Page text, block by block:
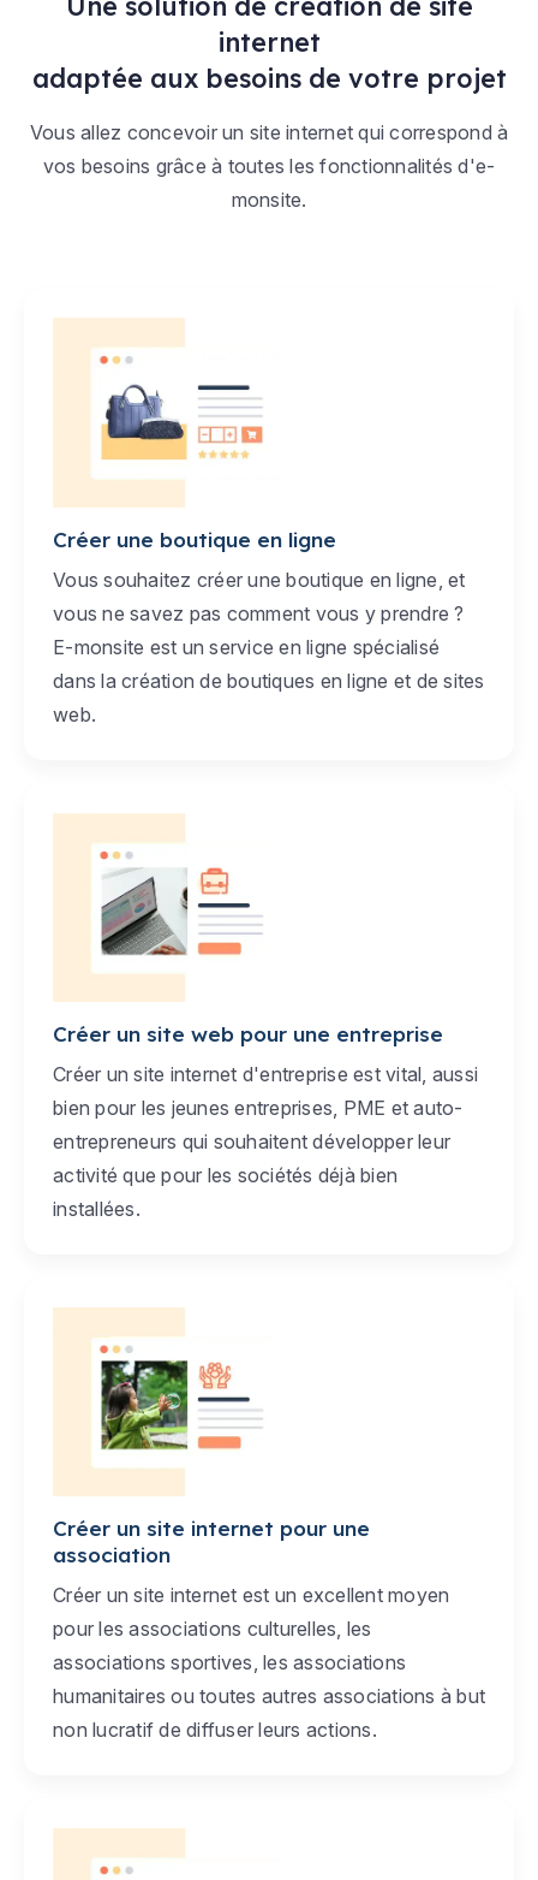
internet
adaptée aux besoins de votre projet
Vous allez concevoir un site internet qui correspond à
vos besoins grâce à toutes les fonctionnalités d'e-
monsite.
Créer une boutique en ligne
Vous souhaitez créer une boutique en ligne, et
vous ne savez pas comment vous y prendre ?
E-monsite est un service en ligne spécialisé
dans la création de boutiques en ligne et de sites
web.
Créer un site web pour une entreprise
Créer un site internet d'entreprise est vital, aussi
bien pour les jeunes entreprises, PME et auto-
entrepreneurs qui souhaitent développer leur
activité que pour les sociétés déjà bien
installées.
Créer un site internet pour une
association
Créer un site internet est un excellent moyen
pour les associations culturelles, les
associations sportives, les associations
humanitaires ou toutes autres associations à but
non lucratif de diffuser leurs actions.